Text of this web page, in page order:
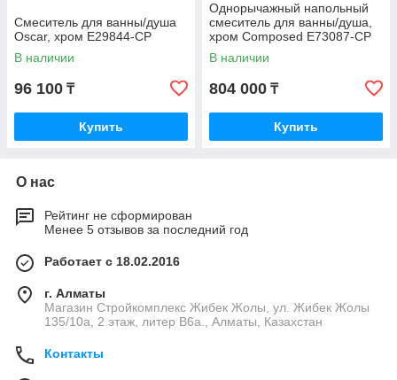
Смеситель для ванны/душа
Oscar, хром E29844-CP
В наличии
96 100 ₸
Купить
Однорычажный напольный
смеситель для ванны/душа,
хром Composed E73087-CP
В наличии
804 000 ₸
Купить
О нас
Рейтинг не сформирован
Менее 5 отзывов за последний год
Работает с 18.02.2016
г. Алматы
Магазин Стройкомплекс Жибек Жолы, ул. Жибек Жолы
135/10а, 2 этаж, литер В6а., Алматы, Казахстан
Контакты